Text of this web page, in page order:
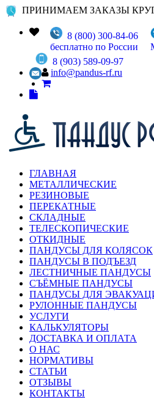
ПРИНИМАЕМ ЗАКАЗЫ
8 (800) 300-84-06
бесплатно по России
8 (903) 589-09-97
info@pandus-rf.ru
ГЛАВНАЯ
МЕТАЛЛИЧЕСКИЕ
РЕЗИНОВЫЕ
ПЕРЕКАТНЫЕ
СКЛАДНЫЕ
ТЕЛЕСКОПИЧЕСКИЕ
ОТКИДНЫЕ
ПАНДУСЫ ДЛЯ КОЛЯСОК
ПАНДУСЫ В ПОДЪЕЗД
ЛЕСТНИЧНЫЕ ПАНДУСЫ
СЪЁМНЫЕ ПАНДУСЫ
ПАНДУСЫ ДЛЯ
РУЛОННЫЕ ПАНДУСЫ
УСЛУГИ
КАЛЬКУЛЯТОРЫ
ДОСТАВКА И ОПЛАТА
О НАС
НОРМАТИВЫ
СТАТЬИ
ОТЗЫВЫ
КОНТАКТЫ